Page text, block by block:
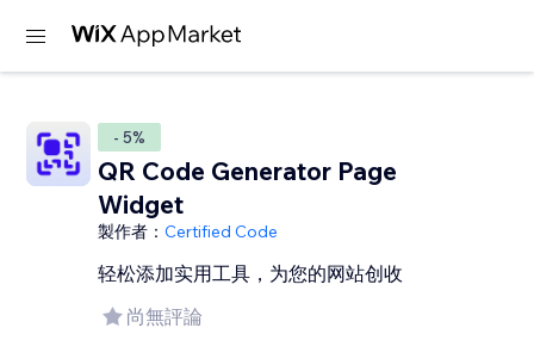
- 5%
QR Code Generator Page
Widget
製作者：Certified Code
轻松添加实用工具，为您的网站创收
尚無評論